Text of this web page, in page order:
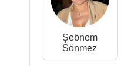
Şebnem
Sönmez